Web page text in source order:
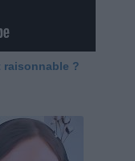
raisonnable ?